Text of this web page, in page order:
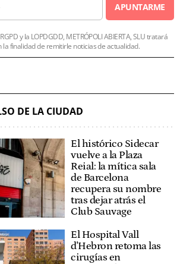
APUNTARME
y la LOPDGDD, METRÓPOLI ABIERTA, SLU tratará
la finalidad de remitirle noticias de actualidad.
DE LA CIUDAD
El histórico Sidecar
vuelve a la Plaza
Reial: la mítica sala
de Barcelona
recupera su nombre
tras dejar atrás el
Club Sauvage
El Hospital Vall
d'Hebron retoma las
cirugías en